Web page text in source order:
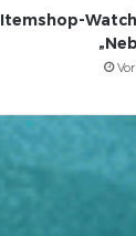
Itemshop-